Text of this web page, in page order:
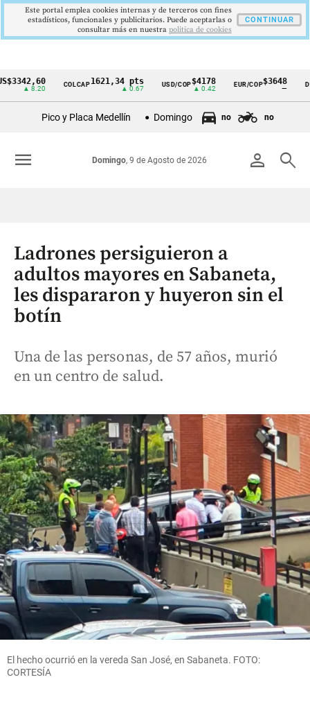
Cintillo
Colombia
COLCAP1621,34 pts USD/COP$4178
▲ 0.42
EUR/COP$3648
—
Pico y Placa Medellín Domingo no no
person search
Domingo, 9 de Agosto de 2026
menu
Ladrones persiguieron a
adultos mayores en Sabaneta,
les dispararon y huyeron sin el
botín
Una de las personas, de 57 años, murió
en un centro de salud.
El hecho ocurrió en la vereda San José, en Sabaneta. FOTO:
CORTESÍA
Este portal emplea cookies internas y de terceros con fines
estadísticos, funcionales y publicitarios. Puede aceptarlas o
consultar más en nuestra politica de cookies
CONTINUAR